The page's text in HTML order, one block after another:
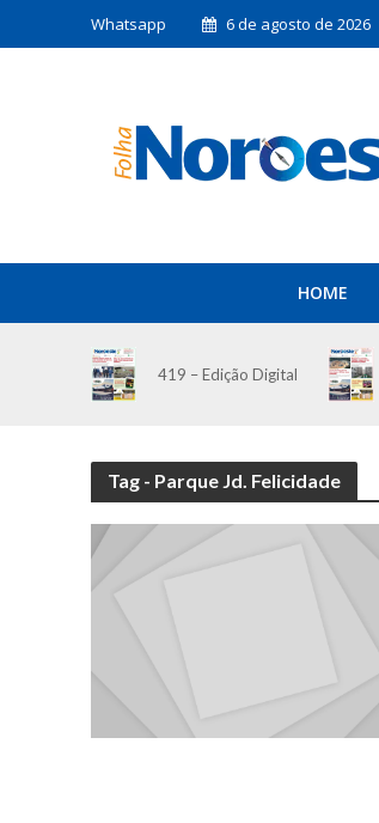
Whatsapp 6 de agosto de 2026
HOME
419 – Edição Digital
Tag - Parque Jd. Felicidade